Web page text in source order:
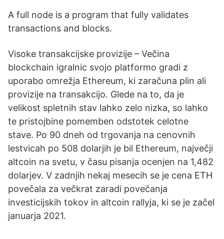
A full node is a program that fully validates
transactions and blocks.
Visoke transakcijske provizije – Večina
blockchain igralnic svojo platformo gradi z
uporabo omrežja Ethereum, ki zaračuna plin ali
provizije na transakcijo. Glede na to, da je
velikost spletnih stav lahko zelo nizka, so lahko
te pristojbine pomemben odstotek celotne
stave. Po 90 dneh od trgovanja na cenovnih
lestvicah po 508 dolarjih je bil Ethereum, največji
altcoin na svetu, v času pisanja ocenjen na 1,482
dolarjev. V zadnjih nekaj mesecih se je cena ETH
povečala za večkrat zaradi povečanja
investicijskih tokov in altcoin rallyja, ki se je začel
januarja 2021.